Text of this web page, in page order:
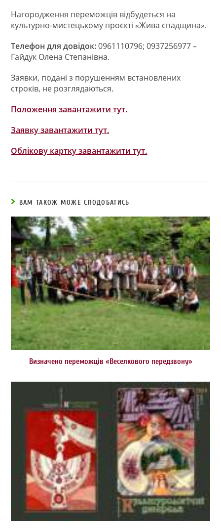
Нагородження переможців відбудеться на
культурно-мистецькому проєкті «Жива спадщина».
Телефон для довідок:0961110796; 0937256977 –
Гайдук Олена Степанівна.
Заявки, подані з порушенням встановлених
строків, не розглядаються.
Положення завантажити тут.
Заявку завантажити тут.
Облікову картку завантажити тут.
ВАМ ТАКОЖ МОЖЕ СПОДОБАТИСЬ
Визначено переможців «Веселкового передзвону»